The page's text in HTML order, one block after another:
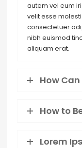
autem vel eum
velit esse
consectetuer
nibh euismod
aliquam erat.
How
How to
Lorem